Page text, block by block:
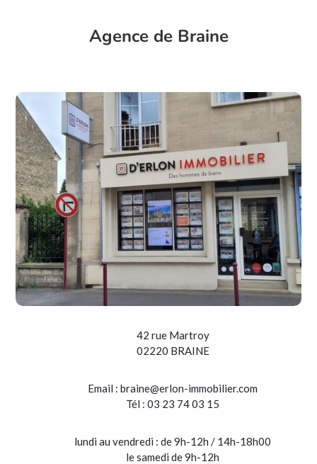
Agence de Braine
42 rue Martroy
02220 BRAINE
Email : braine@erlon-immobilier.com
Tél : 03 23 74 03 15
lundi au vendredi : de 9h-12h / 14h-18h00
le samedi de 9h-12h